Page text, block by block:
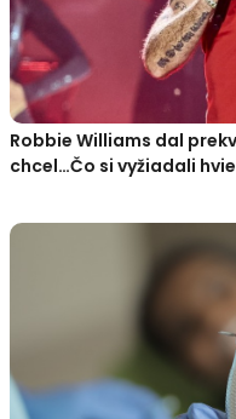
Robbie Williams dal
chcel…Čo si vyžiadali